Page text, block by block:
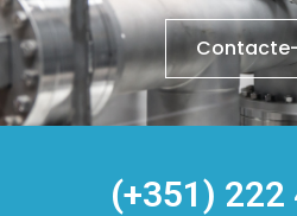
(+351) 222